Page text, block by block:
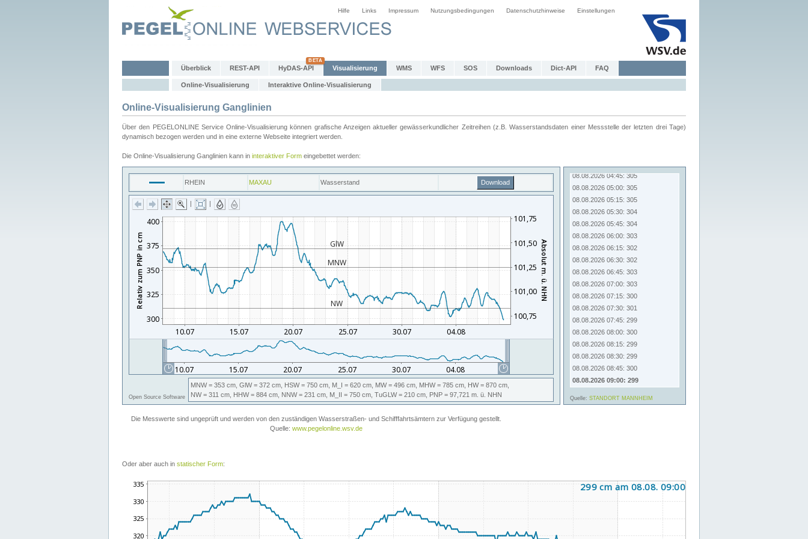
Hilfe Links Impressum Nutzungsbedingungen Datenschutzhinweise Einstellungen
Überblick REST-API HyDAS-API Visualisierung WMS WFS SOS Downloads Dict-API FAQ
Online-Visualisierung Interaktive Online-Visualisierung
Online-Visualisierung Ganglinien
Über den PEGELONLINE Service Online-Visualisierung können grafische Anzeigen aktueller gewässerkundlicher Zeitreihen (z.B. Wasserstandsdaten einer Messstelle der letzten drei Tage)
dynamisch bezogen werden und in eine externe Webseite integriert werden.
Die Online-Visualisierung Ganglinien kann in interaktiver Form eingebettet werden:
Oder aber auch in statischer Form: